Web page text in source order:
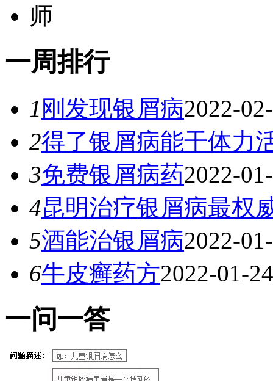
一周排行
1刚发现银屑病2022-
2得了银屑病能干体力
3免费银屑病药2022-
4昆明治疗银屑病最权
5酒能治银屑病2022-
6牛皮癣药方2022-01-24
一问一答